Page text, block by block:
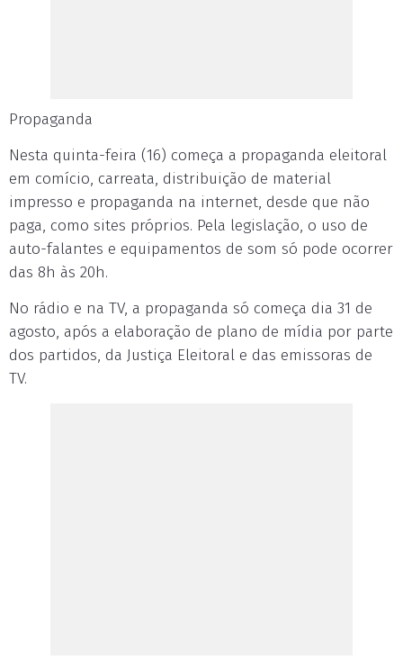
Propaganda
Nesta quinta-feira (16) começa a propaganda eleitoral
em comício, carreata, distribuição de material
impresso e propaganda na internet, desde que não
paga, como sites próprios. Pela legislação, o uso de
auto-falantes e equipamentos de som só pode ocorrer
das 8h às 20h.
No rádio e na TV, a propaganda só começa dia 31 de
agosto, após a elaboração de plano de mídia por parte
dos partidos, da Justiça Eleitoral e das emissoras de
TV.